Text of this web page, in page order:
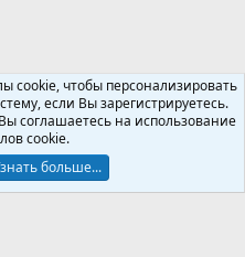
ы
й
г
о
л
о
Помощь
cookie, чтобы персонализировать
если Вы зарегистрируетесь.
соглашаетесь на использование
cookie.
больше...